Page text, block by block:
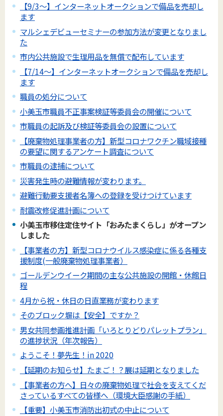
【9/3～】インターネットオークションで備品を売却し
ます
マルシェデビューセミナーの参加方法が変更となりまし
た
市内公共施設で生理用品を無償で配布しています
【7/14～】インターネットオークションで備品を売却し
ます
職員の処分について
小美玉市職員不正事案検証等委員会の開催について
市職員の起訴及び検証等委員会の設置について
【廃棄物処理事業者の方】新型コロナワクチン職域接種
の要望に関するアンケート調査について
市職員の逮捕について
災害発生時の避難情報が変わります。
避難行動要支援者名簿への登録を受けつけています
耐震改修促進計画について
小美玉市移住定住サイト「おみたまくらし」がオープン
しました
【事業者の方】新型コロナウイルス感染症に係る各種支
援制度(一般廃棄物処理事業者）
ゴールデンウイーク期間の主な公共施設の開館・休館日
程
4月から祝・休日の日直業務が変わります
そのブロック塀は【安全】ですか？
男女共同参画推進計画「いろとりどりパレットプラン」
の進捗状況（年次報告）
ようこそ！夢先生！in 2020
【延期のお知らせ】たまご！？展は延期となりました
【事業者の方へ】日々の廃棄物処理で社会を支えてくだ
さっているすべての皆様へ（環境大臣感謝の手紙）
【重要】小美玉市消防出初式の中止について